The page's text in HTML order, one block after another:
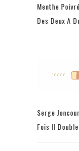
Menthe
Des Deux A
Serge
Fois Il